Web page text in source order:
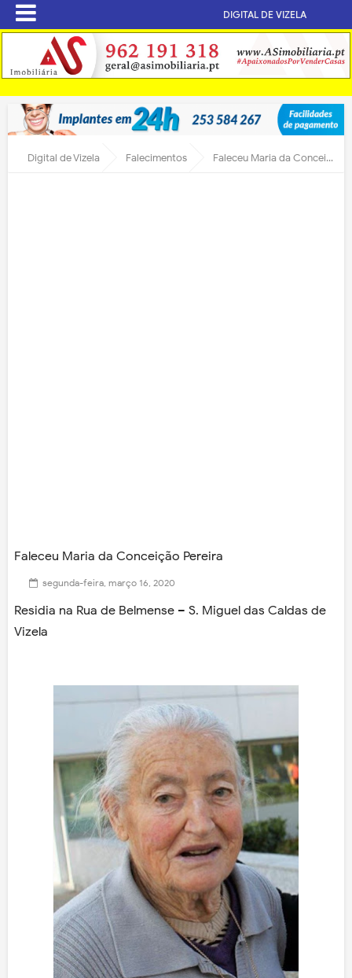
DIGITAL DE VIZELA
Digital de Vizela Falecimentos Faleceu Maria da Conceição Pereira
Faleceu Maria da Conceição Pereira
segunda-feira, março 16, 2020
Residia na Rua de Belmense – S. Miguel das Caldas de
Vizela